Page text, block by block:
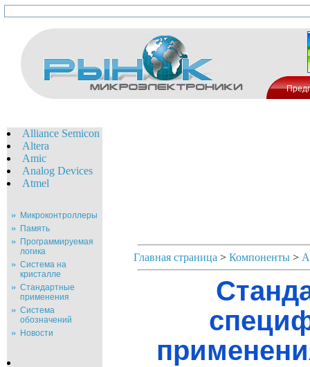
Alliance Semicon
Altera
Amic
Analog Devices
Atmel
Микроконтроллеры
Память
Программируемая
логика
Система на
кристалле
Стандартные
применения
Система
обозначений
Новости
Главная страница > Компоненты >